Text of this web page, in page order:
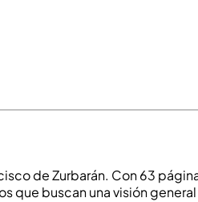
de Zurbarán. Con 63
que buscan una visión